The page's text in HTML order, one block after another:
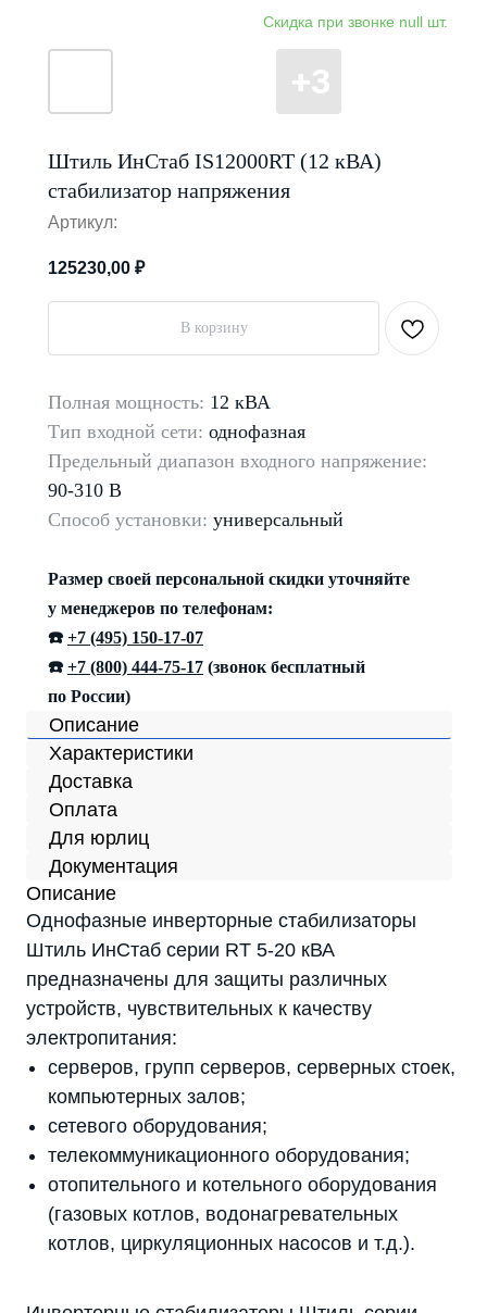
Штиль ИнСтаб IS12000RT (12 кВА)
стабилизатор напряжения
Артикул:
125230,00 ₽
В корзину
Полная мощность: 12 кВА
Тип входной сети: однофазная
Предельный диапазон входного напряжение:
90-310 В
Способ установки: универсальный
Размер своей персональной скидки уточняйте
у менеджеров по телефонам:
☎️ +7 (495) 150-17-07
☎️ +7 (800) 444-75-17 (звонок бесплатный
по России)
Описание
Характеристики
Доставка
Оплата
Для юрлиц
Документация
Описание
Однофазные инверторные стабилизаторы
Штиль ИнСтаб серии RT 5-20 кВА
предназначены для защиты различных
устройств, чувствительных к качеству
электропитания:
серверов, групп серверов, серверных стоек,
компьютерных залов;
сетевого оборудования;
телекоммуникационного оборудования;
отопительного и котельного оборудования
(газовых котлов, водонагревательных
котлов, циркуляционных насосов и т.д.).